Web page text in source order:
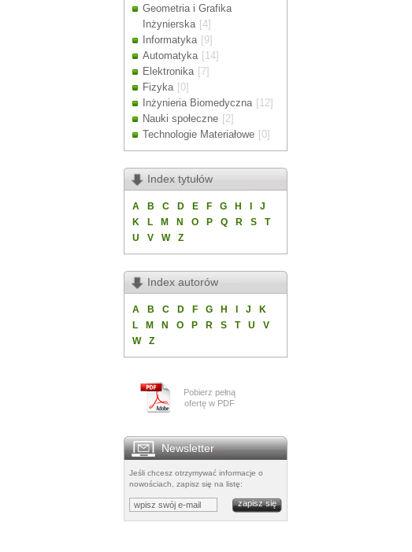
Geometria i Grafika
Inżynierska [4]
Informatyka [9]
Automatyka [14]
Elektronika [7]
Fizyka [0]
Inżynieria Biomedyczna [12]
Nauki społeczne [2]
Technologie Materiałowe [0]
Index tytułów
A B C D E F G H
J
K
L M N O P Q R S
T
U
V W Z
Index autorów
A B C D F G H J
K
L
M N O P R S T U
V
W
Z
Pobierz pełną
ofertę w PDF
Newsletter
Jeśli chcesz otrzymywać informacje o
nowościach, zapisz się na listę: